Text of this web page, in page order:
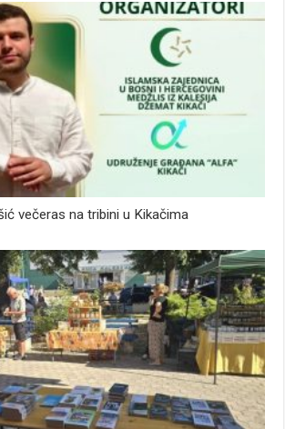
večeras na tribini u Kikačima